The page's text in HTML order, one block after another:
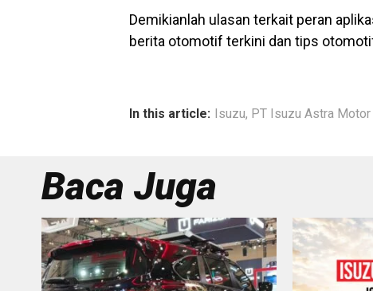
Demikianlah ulasan terkait peran
berita otomotif terkini dan tips
In this article: Isuzu, PT Isuzu Astra
Baca Juga